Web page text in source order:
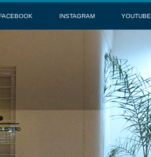
INSTAGRAM YOUTUBE